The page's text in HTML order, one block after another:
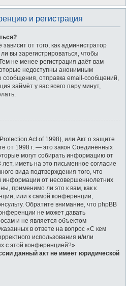
и регистрация
от того, как администратор
вы зарегистрироваться, чтобы
не менее регистрация даёт вам
недоступны анонимным
сообщения, отправка email-сообщений,
займёт у вас всего пару минут,
Act of 1998), или Акт о защите
от 1998 г. — это закон Соединённых
могут собирать информацию от
иметь на это письменное согласие
вида подтверждения того, что
от несовершеннолетних
применимо ли это к вам, как к
или к самой конференции,
Обратите внимание, что phpBB
не может давать
и не является объектом
в ответе на вопрос «С кем
использования и/или
с этой конференцией?».
данный акт не имеет юридической